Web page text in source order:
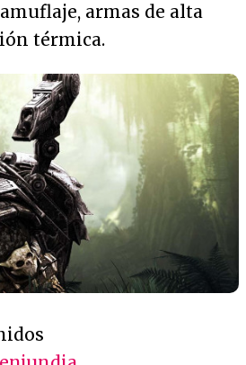
armas de alta
térmica.